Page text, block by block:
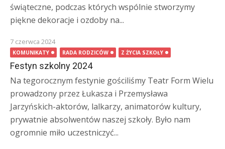
świąteczne, podczas których wspólnie stworzymy
piękne dekoracje i ozdoby na...
7 czerwca 2024
KOMUNIKATY RADA RODZICÓW Z ŻYCIA SZKOŁY
Festyn szkolny 2024
Na tegorocznym festynie gościliśmy Teatr Form Wielu
prowadzony przez Łukasza i Przemysława
Jarzyńskich-aktorów, lalkarzy, animatorów kultury,
prywatnie absolwentów naszej szkoły. Było nam
ogromnie miło uczestniczyć...